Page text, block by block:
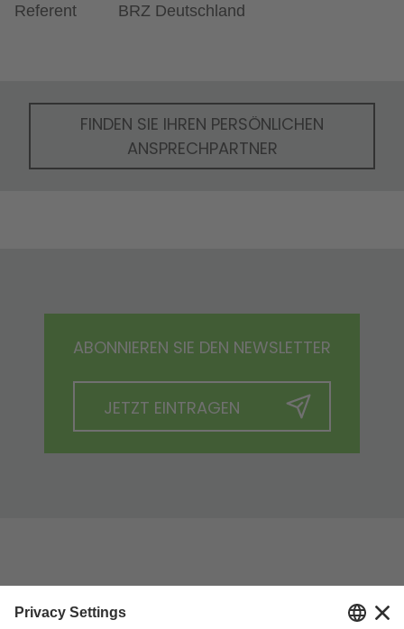
Referent BRZ Deutschland
FINDEN SIE IHREN PERSÖNLICHEN
ANSPRECHPARTNER
ABONNIEREN SIE DEN NEWSLETTER
JETZT EINTRAGEN